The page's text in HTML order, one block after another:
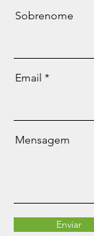
Sobrenome
Email
Mensagem
Enviar